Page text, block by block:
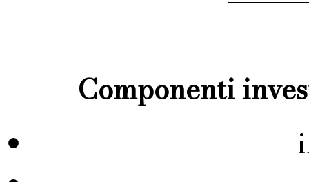
Componenti